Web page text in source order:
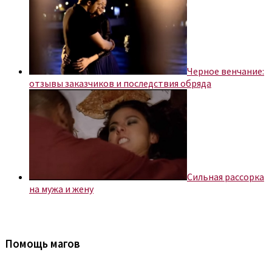
Черное венчание:
отзывы заказчиков и последствия обряда
Сильная рассорка
на мужа и жену
Помощь магов